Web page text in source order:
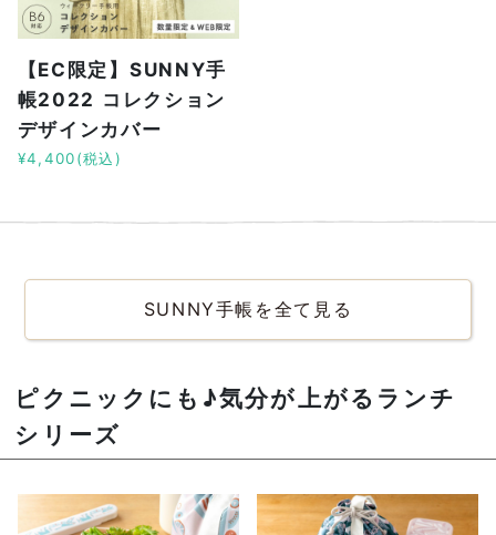
【EC限定】SUNNY手
帳2022 コレクション
デザインカバー
¥4,400(税込)
SUNNY手帳を全て見る
ピクニックにも♪気分が上がるランチ
シリーズ